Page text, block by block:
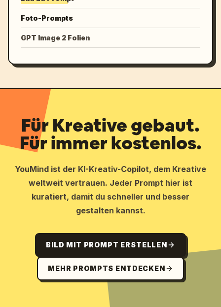
Foto-Prompts
GPT Image 2 Folien
Für Kreative gebaut.
Für immer kostenlos.
YouMind ist der KI-Kreativ-Copilot, dem Kreative
weltweit vertrauen. Jeder Prompt hier ist
kuratiert, damit du schneller und besser
gestalten kannst.
BILD MIT PROMPT ERSTELLEN
MEHR PROMPTS ENTDECKEN